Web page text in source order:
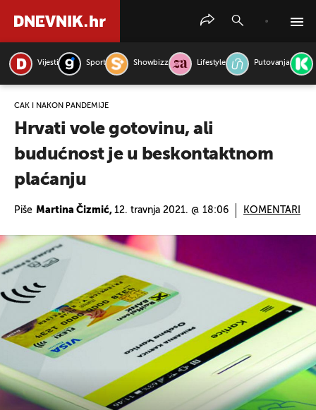
Vijesti Sport Showbizz Lifestyle Putovanja
ČAK I NAKON PANDEMIJE
Hrvati vole gotovinu, ali
budućnost je u beskontaktnom
plaćanju
Piše Martina Čizmić, 12. travnja 2021. @ 18:06 KOMENTARI
PRETRAŽITE VIJESTI